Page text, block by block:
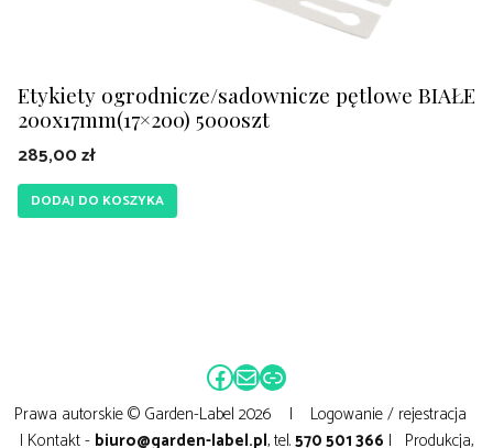
Etykiety ogrodnicze/sadownicze pętlowe BIAŁE
200x17mm(17×200) 5000szt
285,00zł
DODAJ DO KOSZYKA
Facebook
MailLink
Prawa autorskie © Garden-Label 2026 | Logowanie / rejestracja
| Kontakt - biuro@garden-label.pl, tel.570 501 366 | Produkcja,